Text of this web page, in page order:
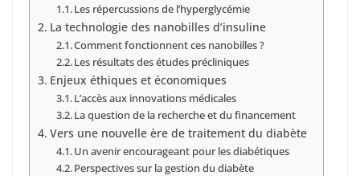
Les répercussions de l’hyperglycémie
La technologie des nanobilles d’insuline
Comment fonctionnent ces nanobilles ?
Les résultats des études précliniques
Enjeux éthiques et économiques
L’accès aux innovations médicales
La question de la recherche et du financement
Vers une nouvelle ère de traitement du diabète
Un avenir encourageant pour les diabétiques
Perspectives sur la gestion du diabète